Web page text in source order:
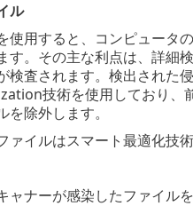
ル
使用すると、コンピュータ
す。その主な利点は、詳細
検査されます。検出された
技術を使用しており、
除外します。
ァイルはスマート最適化技
ャナーが感染したファイル